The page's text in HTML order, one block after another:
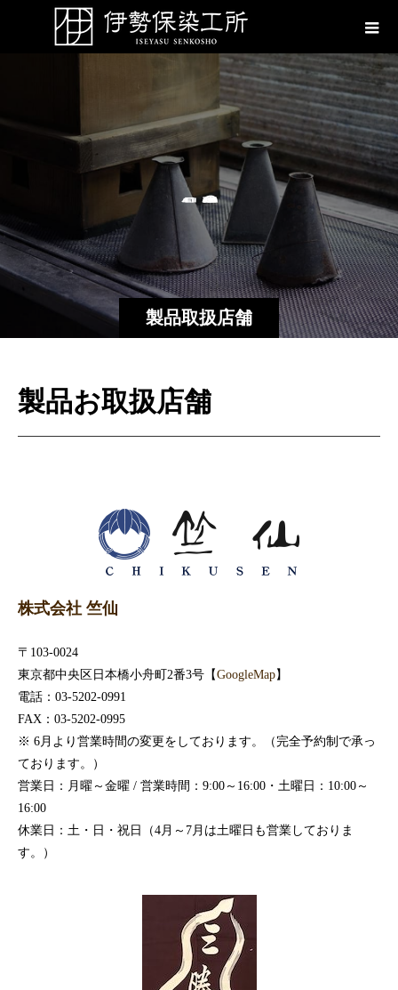
製品取扱店舗
の
を
製品お取扱店舗
株式会社 竺仙
〒103-0024
東京都中央区日本橋小舟町2番3号【GoogleMap】
電話：03-5202-0991
FAX：03-5202-0995
※ 6月より営業時間の変更をしております。（完全予約制で承っ
ております。）
営業日：月曜～金曜 / 営業時間：9:00～16:00・土曜日：10:00～
16:00
休業日：土・日・祝日（4月～7月は土曜日も営業しておりま
す。）